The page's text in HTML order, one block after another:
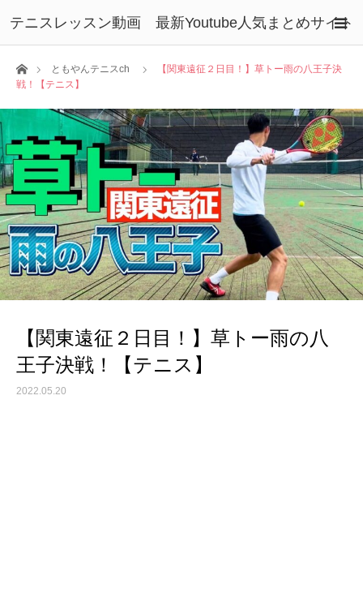
テニスレッスン動画 最新Youtube人気まとめサイト
ホームともやんテニスch
【関東遠征２日目！】草トー雨の八王子決
戦！【テニス】
【関東遠征２日目！】草トー雨の八
王子決戦！【テニス】
2022.05.20